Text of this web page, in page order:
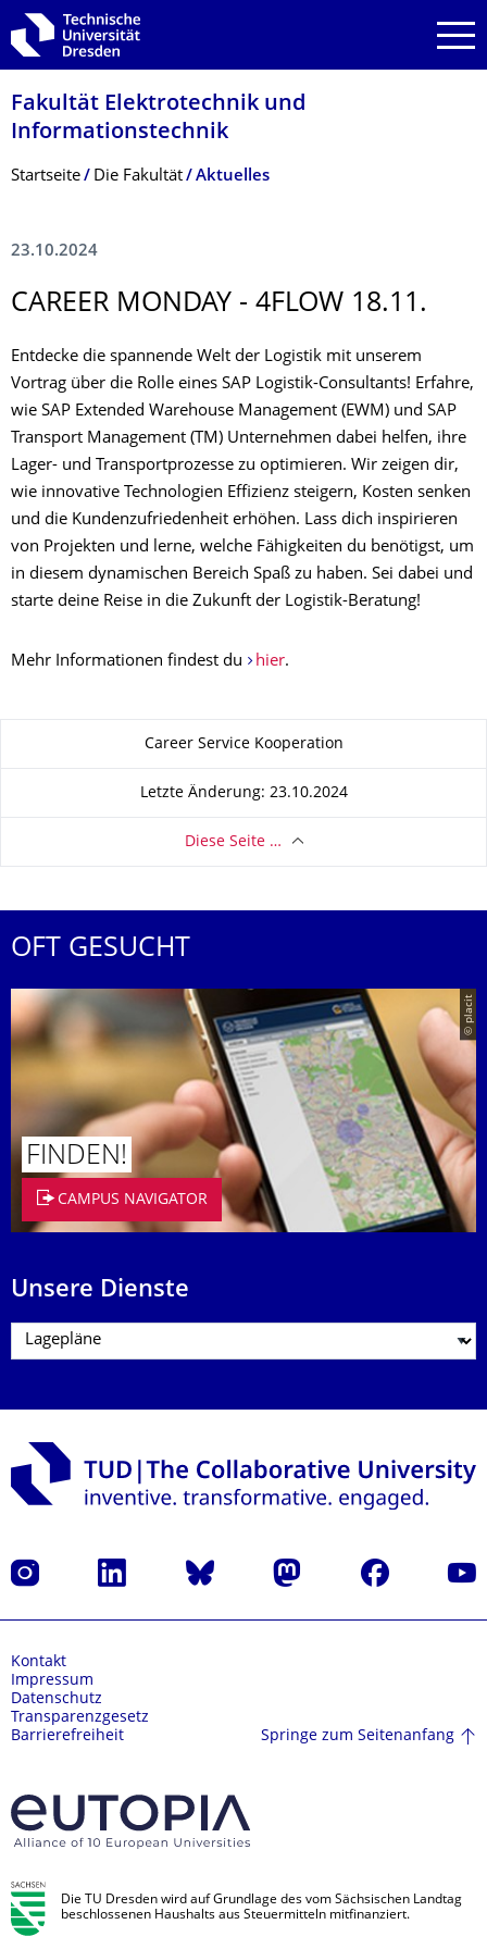
Zur Hauptnavigation springen
Zur Suche springen
Zum Inhalt springen
Fakultät Elektrotechnik und
Informationstech­nik
Breadcrumb-Menü
Startseite Die Fakultät Aktuelles
23.10.2024
CAREER MONDAY - 4FLOW 18.11.
Entdecke die spannende Welt der Logistik mit unserem
Vortrag über die Rolle eines SAP Logistik-Consultants! Erfahre,
wie SAP Extended Warehouse Management (EWM) und SAP
Transport Management (TM) Unternehmen dabei helfen, ihre
Lager- und Transportprozesse zu optimieren. Wir zeigen dir,
wie innovative Technologien Effizienz steigern, Kosten senken
und die Kundenzufriedenheit erhöhen. Lass dich inspirieren
von Projekten und lerne, welche Fähigkeiten du benötigst, um
in diesem dynamischen Bereich Spaß zu haben. Sei dabei und
starte deine Reise in die Zukunft der Logistik-Beratung!
Mehr Informationen findest du hier.
Zu dieser SeiteCareer Service Kooperation
Letzte Änderung: 23.10.2024
Diese Seite …
OFT GESUCHT
© placit
FINDEN!
CAMPUS NAVIGATOR
Unsere Dienste
Instagram LinkedIn Bluesky Mastodon Facebook
Kontakt
Impressum
Datenschutz
Transparenzgesetz
Barrierefreiheit
Springe zum Seitenanfang
Die TU Dresden wird auf Grundlage des vom Sächsischen Landtag
beschlossenen Haushalts aus Steuermitteln mitfinanziert.